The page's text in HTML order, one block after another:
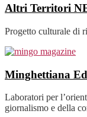
Altri Territori
Progetto culturale di
Minghettiana
Laboratori per
giornalismo e della